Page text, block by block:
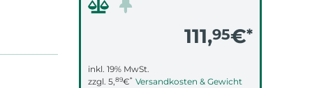
111,95€*
inkl. 19% MwSt.
zzgl. 5,89€* Versandkosten & Gewicht